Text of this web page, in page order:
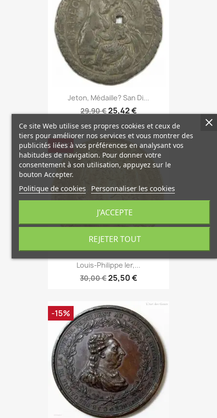
Jeton, Médaille? San Di...
29,90 €25,42 €
Louis-Philippe Ier,...
30,00 €25,50 €
-15%
-15%
Ce site Web utilise ses propres cookies et ceux de
tiers pour améliorer nos services et vous montrer des
publicités liées à vos préférences en analysant vos
habitudes de navigation. Pour donner votre
consentement à son utilisation, appuyez sur le
bouton Accepter.
Politique de cookies Personnaliser les cookies
REJETER TOUT
J'ACCEPTE